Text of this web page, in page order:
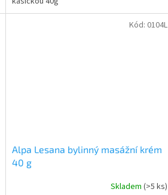
Alpa Lesana bylinný masážní krém
40 g
Skladem (>5 ks)
Kód: 0104L